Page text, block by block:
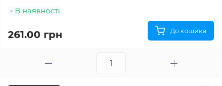
В наявності
261.00 грн До кошика